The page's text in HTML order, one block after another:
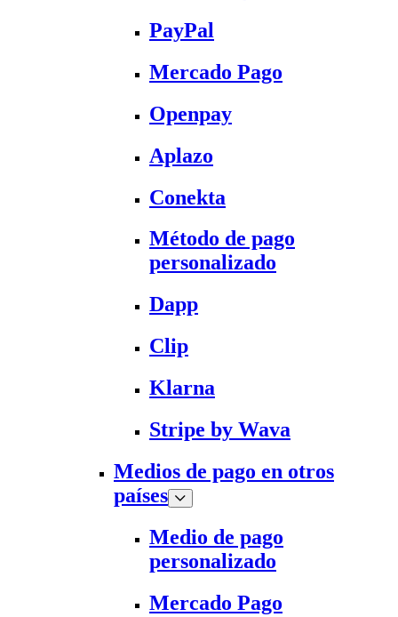
PayPal
Mercado Pago
Openpay
Aplazo
Conekta
Método de pago
personalizado
Dapp
Clip
Klarna
Stripe by Wava
Medios de pago en otros
países
Medio de pago
personalizado
Mercado Pago